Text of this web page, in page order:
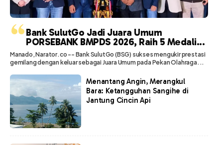
“Bank SulutGo Jadi Juara Umum
PORSEBANK BMPDS 2026, Raih 5 Medali...
Manado, Narator.co -- Bank SulutGo (BSG) sukses mengukir prestasi
gemilang dengan keluar sebagai Juara Umum pada Pekan Olahraga...
Menantang Angin, Merangkul
Bara: Ketangguhan Sangihe di
Jantung Cincin Api